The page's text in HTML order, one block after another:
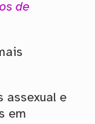
de
assexual e
em